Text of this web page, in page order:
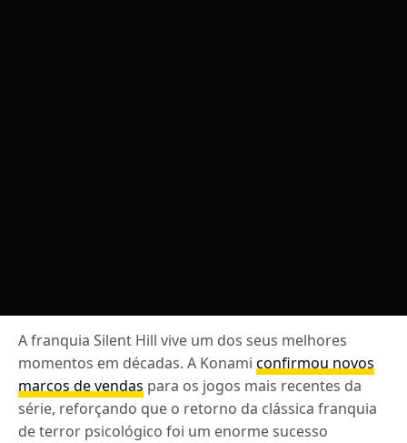
A franquia Silent Hill vive um dos seus melhores
momentos em décadas. A Konamiconfirmou novos
marcos de vendas para os jogos mais recentes da
série, reforçando que o retorno da clássica franquia
de terror psicológico foi um enorme sucesso